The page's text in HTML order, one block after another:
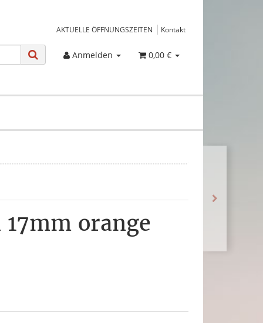
AKTUELLE ÖFFNUNGSZEITEN Kontakt
Anmelden 0,00 €
orange